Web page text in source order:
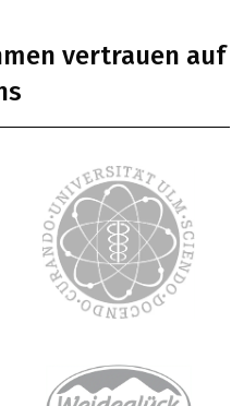
vertrauen auf